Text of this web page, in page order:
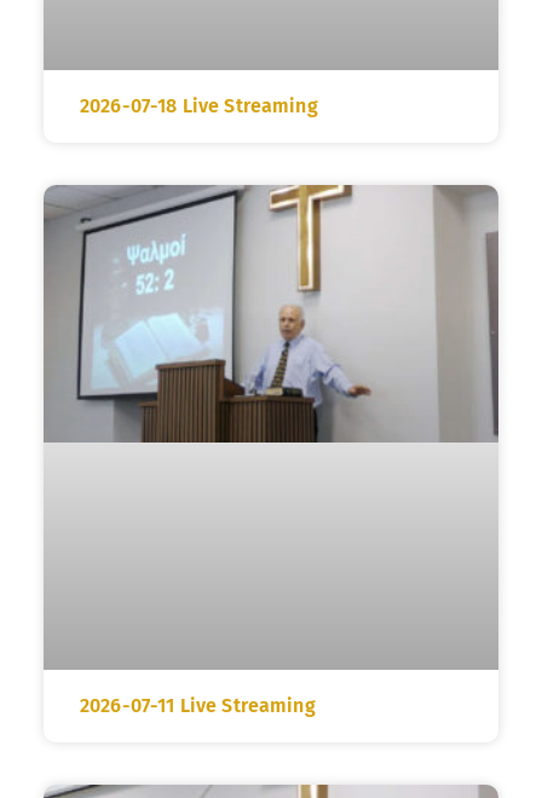
2026-07-18 Live Streaming
2026-07-11 Live Streaming